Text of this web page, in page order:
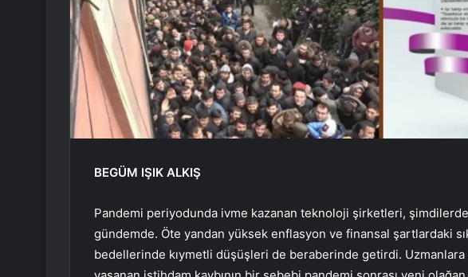
BEGÜM IŞIK ALKIŞ
Pandemi periyodunda ivme kazanan teknoloji şirketleri,
gündemde. Öte yandan yüksek enflasyon ve finansal şartlardaki
bedellerinde kıymetli düşüşleri de beraberinde getirdi.